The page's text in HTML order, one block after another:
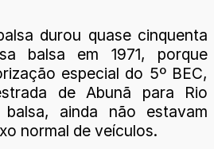
durou quase cinquenta
balsa em 1971, porque
especial do 5º BEC,
de Abunã para Rio
ainda não estavam
normal de veículos.